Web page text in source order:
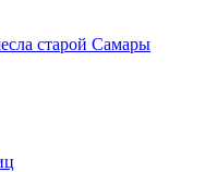
старой Самары